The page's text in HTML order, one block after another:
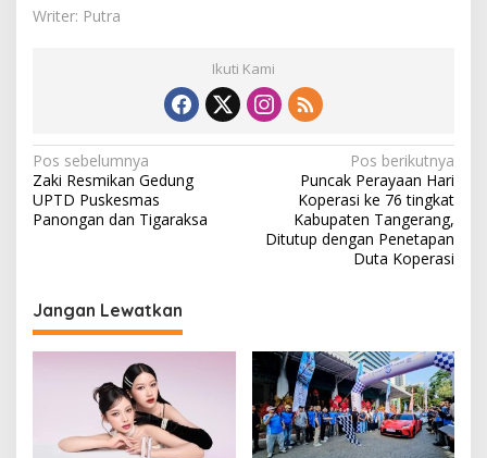
Writer: Putra
Ikuti Kami
N
a
v
a
s
Pos sebelumnya
Zaki Resmikan Gedung
UPTD Puskesmas
Panongan dan Tigaraksa
Pos berikutnya
Puncak Perayaan Hari
Koperasi ke 76 tingkat
Kabupaten Tangerang,
Ditutup dengan Penetapan
Duta Koperasi
Jangan Lewatkan